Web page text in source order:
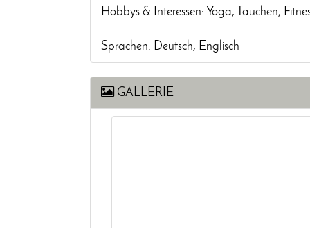
Hobbys & Interessen: Yoga, Tauchen,
Sprachen: Deutsch, Englisch
GALLERIE